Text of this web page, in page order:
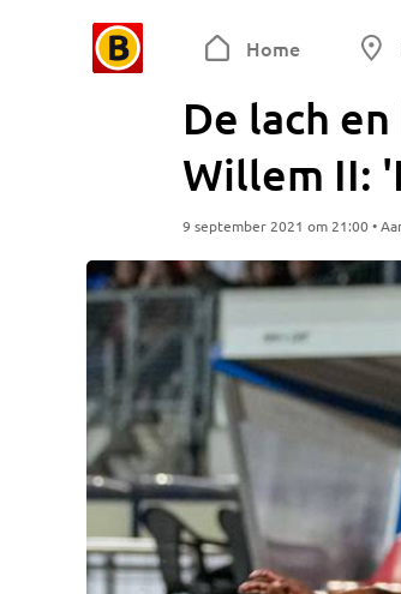
Home
De lach
Willem II:
9 september 2021 om 21:00 •